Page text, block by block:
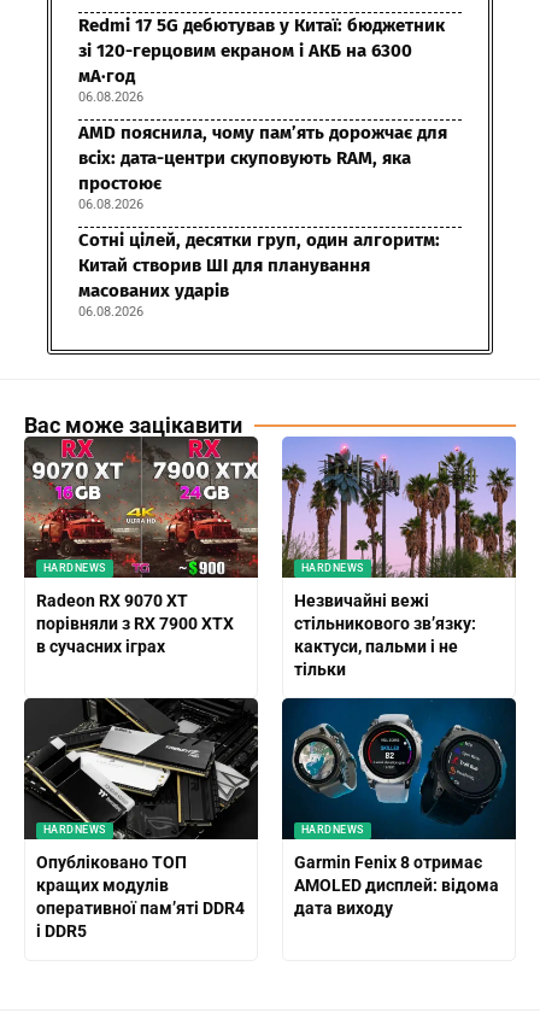
Redmi 17 5G дебютував у Китаї: бюджетник
зі 120-герцовим екраном і АКБ на 6300
мА·год
06.08.2026
AMD пояснила, чому пам’ять дорожчає для
всіх: дата-центри скуповують RAM, яка
простоює
06.08.2026
Сотні цілей, десятки груп, один алгоритм:
Китай створив ШІ для планування
масованих ударів
06.08.2026
Вас може зацікавити
HARDNEWS
Radeon RX 9070 XT
порівняли з RX 7900 XTX
в сучасних іграх
HARDNEWS
Незвичайні вежі
стільникового зв’язку:
кактуси, пальми і не
тільки
HARDNEWS
Опубліковано ТОП
кращих модулів
оперативної пам’яті DDR4
і DDR5
HARDNEWS
Garmin Fenix ​​8 отримає
AMOLED дисплей: відома
дата виходу